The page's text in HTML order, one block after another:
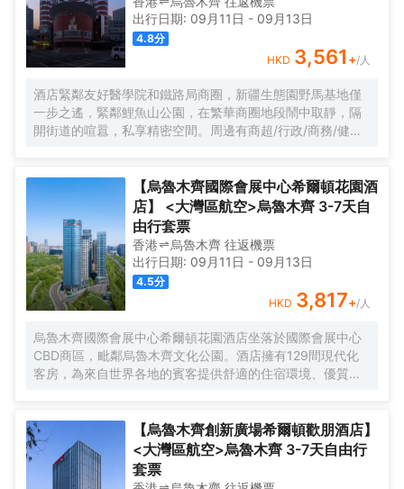
出行日期: 09月11日 - 09月13日
4.8分
HKD 3,561 +/人
酒店緊鄰友好醫學院和鐵路局商圈，新疆生態園野馬基地僅
一步之遙，緊鄰鯉魚山公園，在繁華商圈地段鬧中取靜，隔
開街道的喧囂，私享精密空間。周邊有商超/行政/商務/健
優越，交通便利，出行出租、地鐵、高鐵、機場都很方便，
酒店提供免費停車。
【烏魯木齊國際會展中心希爾頓花園酒
店】 <大灣區航空>烏魯木齊 3-7天自
由行套票
香港 烏魯木齊 往返機票
出行日期: 09月11日 - 09月13日
4.5分
HKD 3,817+/人
烏魯木齊國際會展中心希爾頓花園酒店坐落於國際會展中心
CBD商區，毗鄰烏魯木齊文化公園。酒店擁有129間現代化
客房，為來自世界各地的賓客提供舒適的住宿環境、優質的
為您創造最愉快的大美新疆之旅。【烏魯木齊創新廣場希爾頓歡朋酒店】
<大灣區航空>烏魯木齊 3-7天自由行
套票